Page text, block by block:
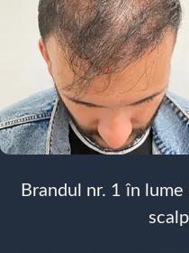
Brandul nr. 1 în